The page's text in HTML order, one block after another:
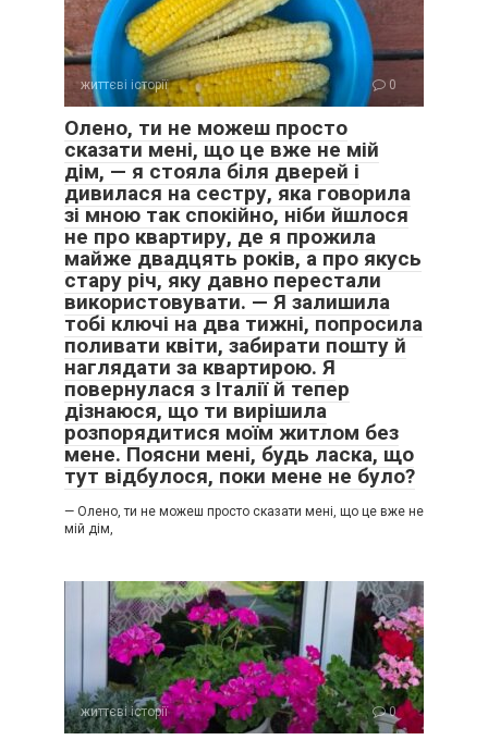
життєві історії 0
Олено, ти не можеш просто
сказати мені, що це вже не мій
дім, — я стояла біля дверей і
дивилася на сестру, яка говорила
зі мною так спокійно, ніби йшлося
не про квартиру, де я прожила
майже двадцять років, а про якусь
стару річ, яку давно перестали
використовувати. — Я залишила
тобі ключі на два тижні, попросила
поливати квіти, забирати пошту й
наглядати за квартирою. Я
повернулася з Італії й тепер
дізнаюся, що ти вирішила
розпорядитися моїм житлом без
мене. Поясни мені, будь ласка, що
тут відбулося, поки мене не було?
— Олено, ти не можеш просто сказати мені, що це вже не
мій дім,
життєві історії 0